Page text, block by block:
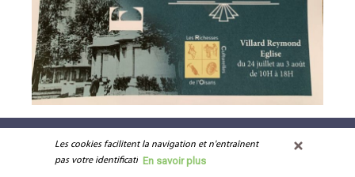
Contacter la mairie- Venir à Villard Reymond -Mentions légales
Les cookies facilitent la navigation et n'entraînent
pas votre identification.En savoir plus